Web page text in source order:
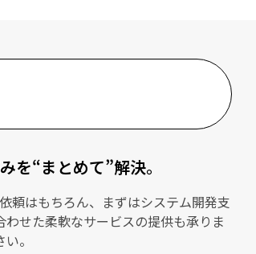
を“まとめて”解決。
頼はもちろん、まずはシステム開発支
せた柔軟なサービスの提供も承りま
。